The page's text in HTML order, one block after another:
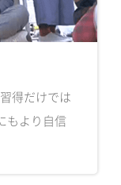
得だけでは
もより自信